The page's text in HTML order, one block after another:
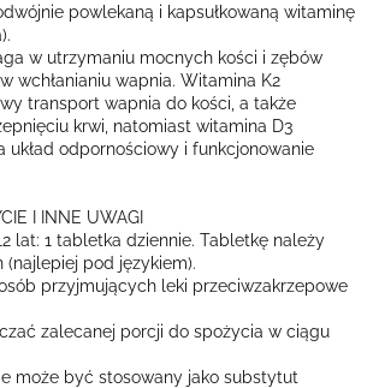
powlekaną i kapsułkowaną witaminę
w utrzymaniu mocnych kości i zębów
wchłanianiu wapnia. Witamina K2
transport wapnia do kości, a także
krwi, natomiast witamina D3
układ odpornościowy i funkcjonowanie
I INNE UWAGI
lat: 1 tabletka dziennie. Tabletkę należy
(najlepiej pod językiem).
przyjmujących leki przeciwzakrzepowe
zalecanej porcji do spożycia w ciągu
może być stosowany jako substytut